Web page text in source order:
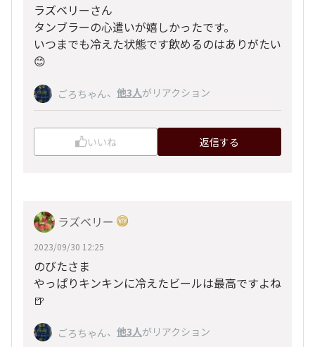
ラズベリーさん
タンブラーの心遣いが嬉しかったです。
いつまでも冷えた状態です飲めるのはありがたい
😊
ごろちゃん、 他3人がリアクション
いいね 返信する
ラズベリー
2023/09/30 12:25
のびたさま
やっぱりキンキンに冷えたビールは最高ですよね
🍺
ごろちゃん、 他3人がリアクション